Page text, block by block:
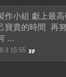
作小組 獻上最
寶貴的時間 再
...
3 15:55